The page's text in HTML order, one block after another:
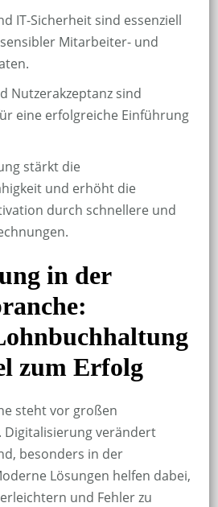
IT-Sicherheit sind essenziell
Mitarbeiter- und
Nutzerakzeptanz sind
eine erfolgreiche Einführung
stärkt die
und erhöht die
durch schnellere und
in der
zum Erfolg
steht vor großen
verändert
besonders in der
Lösungen helfen dabei,
und Fehler zu